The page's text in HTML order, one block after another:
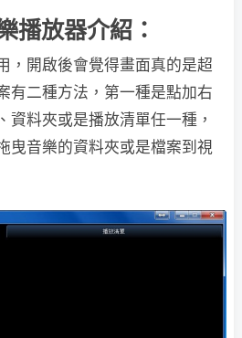
播放器介紹：
，開啟後會覺得畫面真的是超
有二種方法，第一種是點加右
資料夾或是播放清單任一種，
曳音樂的資料夾或是檔案到視